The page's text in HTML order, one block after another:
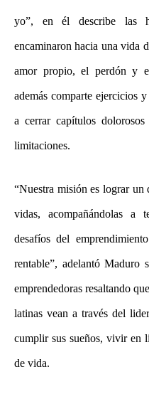
yo”, en él describe las
encaminaron hacia una vida
amor propio, el perdón y
además comparte ejercicios
a cerrar capítulos
limitaciones.
“Nuestra misión es lograr un
vidas, acompañándolas a
desafíos del
rentable”, adelantó Maduro
emprendedoras resaltando
latinas vean a través del
cumplir sus sueños, vivir en
de vida.